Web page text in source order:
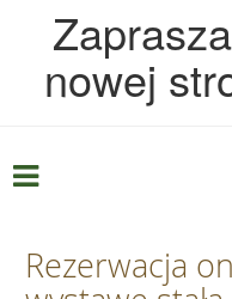
nowej
Rezerwacja